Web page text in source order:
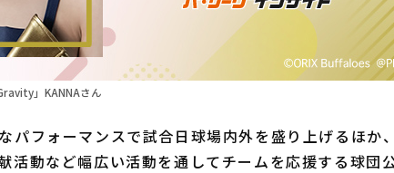
」KANNAさん
パフォーマンスで試合日球場内外を盛り上げるほか
活動など幅広い活動を通してチームを応援する球団